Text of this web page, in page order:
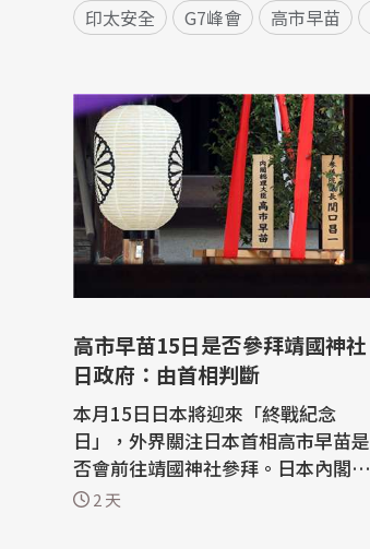
印太安全 G7峰會 高市早苗
高市早苗15日是否參拜靖國神社
日政府：由首相判斷
本月15日日本將迎來「終戰紀念
日」，外界關注日本首相高市早苗是
否會前往靖國神社參拜。日本內閣官
房長官木原稔今天(7日)表示「這將由
2 天